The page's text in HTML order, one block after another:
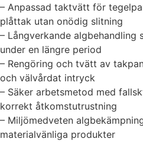
– Anpassad taktvätt för
plåttak utan onödig slitning
– Långverkande algbehandling
under en längre period
– Rengöring och tvätt av
och välvårdat intryck
– Säker arbetsmetod med
korrekt åtkomstutrustning
– Miljömedveten
materialvänliga produkter